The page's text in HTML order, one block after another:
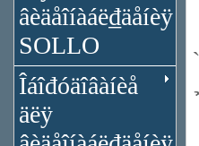
âèäåîíàáë₫äåíèÿ
SOLLO
Îáîđóäîâàíèå
äëÿ